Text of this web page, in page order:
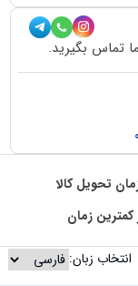
تماس بگیرید.
تحویل کالا
کمترین زمان
انتخاب زبان: